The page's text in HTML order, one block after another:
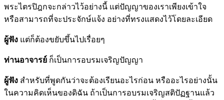
พระไตรปิฎกจะกล่าวไว้อย่างนี้ แต่ปัญญาของเราเพียงเข้าใจ
หรือสามารถที่จะประจักษ์แจ้ง อย่างที่ทรงแสดงไว้โดยละเอียด
ผู้ฟัง แต่ก็ต้องขยับขึ้นไปเรื่อยๆ
ท่านอาจารย์ ก็เป็นการอบรมเจริญปัญญา
ผู้ฟัง สำหรับที่พูดกันว่าจะต้องเรียนอะไรก่อน หรืออะไรอย่างนั้น
ในความคิดเห็นของดิฉัน ถ้าเป็นการอบรมเจริญสติปัฏฐานแล้ว